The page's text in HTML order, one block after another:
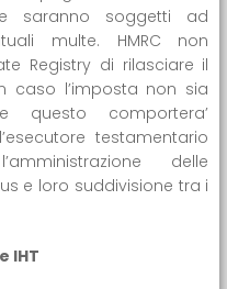
saranno soggetti ad
multe. HMRC non
Registry di rilasciare il
caso l’imposta non sia
questo comportera’
testamentario
delle
e loro suddivisione tra i
IHT